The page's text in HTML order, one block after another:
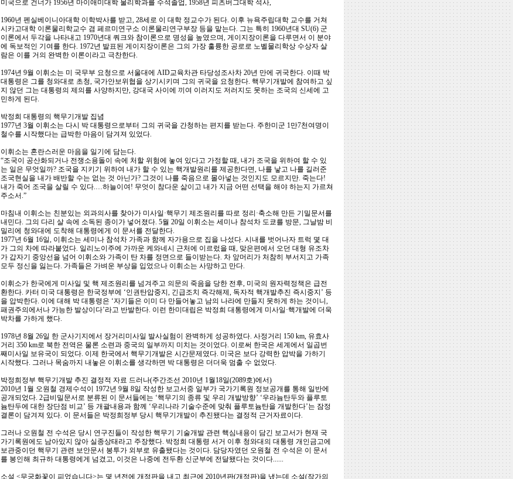
미국으로 건너가 1956년 마이애미대학 물리학과를 수석졸업, 1958년 피츠버그대학 석사,
1960년 펜실베이니아대학 이학박사를 받고, 28세로 이 대학 정교수가 된다. 이후 뉴욕주립대학 교수를 거쳐
시카고대학 이론물리학교수 겸 페르미연구소 이론물리연구부장 등을 맡는다. 그는 특히 1960년대 SU(6) 군
이론에서 두각을 나타내고 1970년대 쿼크와 참이론으로 명성을 높였으며, 게이지장이론을 다루면서 이 분야
에 독보적인 기여를 한다. 1972년 발표된 게이지장이론은 그의 가장 훌륭한 공로로 노벨물리학상 수상자 살
람은 이를 거의 완벽한 이론이라고 극찬한다.
1974년 9월 이휘소는 미 국무부 요청으로 서울대에 AID교육차관 타당성조사차 20년 만에 귀국한다. 이때 박
대통령은 그를 청와대로 초청, 국가안보위협을 상기시키며 그의 귀국을 요청한다. 핵무기개발에 참여하고 싶
지 않던 그는 대통령의 제의를 사양하지만, 강대국 사이에 끼여 이러지도 저러지도 못하는 조국의 신세에 고
민하게 된다.
박정희 대통령의 핵무기개발 집념
1977년 3월 이휘소는 다시 박 대통령으로부터 그의 귀국을 간청하는 편지를 받는다. 주한미군 1만7천여명이
철수를 시작했다는 급박한 마음이 담겨져 있었다.
이휘소는 혼란스러운 마음을 일기에 담는다.
“조국이 공산화되거나 전쟁소용돌이 속에 처할 위험에 놓여 있다고 가정할 때, 내가 조국을 위하여 할 수 있
는 일은 무엇일까? 조국을 지키기 위하여 내가 할 수 있는 핵개발원리를 제공한다면, 나를 낳고 나를 길러준
조국현실을 내가 배반할 수는 없는 것 아닌가? 그것이 나를 죽음으로 몰아넣는 것인지도 모르지만. 죽는다!
내가 죽어 조국을 살릴 수 있다.…하늘이여! 무엇이 참다운 삶이고 내가 지금 어떤 선택을 해야 하는지 가르쳐
주소서.”
마침내 이휘소는 친분있는 외과의사를 찾아가 미사일·핵무기 제조원리를 따로 정리·축소해 만든 기밀문서를
내민다. 그의 다리 살 속에 소독된 종이가 넣어졌다. 5월 20일 이휘소는 세미나 참석차 도쿄를 방문, 그날밤 비
밀리에 청와대에 도착해 대통령에게 이 문서를 전달한다.
1977년 6월 16일, 이휘소는 세미나 참석차 가족과 함께 자가용으로 집을 나섰다. 시내를 벗어나자 트럭 몇 대
가 그의 차에 따라붙었다. 일리노이주에 가까운 케와네시 근처에 이르렀을 때, 맞은편에서 오던 대형 유조차
가 갑자기 중앙선을 넘어 이휘소와 가족이 탄 차를 정면으로 들이받는다. 차 앞머리가 처참히 부서지고 가족
모두 정신을 잃는다. 가족들은 가벼운 부상을 입었으나 이휘소는 사망하고 만다.
이휘소가 한국에게 미사일 및 핵 제조원리를 넘겨주고 의문의 죽음을 당한 전후, 미국의 원자력정책은 급전
환한다. 카터 미국 대통령은 한국정부에 ‘인권탄압중지, 긴급조치 즉각해제, 독자적 핵개발추진 즉시중지’ 등
을 압박한다. 이에 대해 박 대통령은 ‘자기들은 이미 다 만들어놓고 남의 나라에 만들지 못하게 하는 것이니,
패권주의에서나 가능한 발상이다’라고 반발한다. 이런 한미대립은 박정희 대통령에게 미사일·핵개발에 더욱
박차를 가하게 했다.
1978년 8월 26일 한 군사기지에서 장거리미사일 발사실험이 완벽하게 성공하였다. 사정거리 150 km, 유효사
거리 350 km로 북한 전역은 물론 소련과 중국의 일부까지 미치는 것이었다. 이로써 한국은 세계에서 일곱번
째미사일 보유국이 되었다. 이제 한국에서 핵무기개발은 시간문제였다. 미국은 보다 강력한 압박을 가하기
시작했다. 그러나 목숨까지 내놓은 이휘소를 생각하면 박 대통령은 더더욱 멈출 수 없었다.
박정희정부 핵무기개발 추진 결정적 자료 드러나(주간조선 2010년 1월18일(2089호)에서)
2010년 1월 오원철 경제수석이 1972년 9월 8일 작성한 보고서중 일부가 국가기록원 정보공개를 통해 일반에
공개되었다. 2급비밀문서로 분류된 이 문서들에는 ‘핵무기의 종류 및 우리 개발방향’ ‘우라늄탄두와 플루토
늄탄두에 대한 장단점 비교’ 등 개괄내용과 함께 ‘우리나라 기술수준에 맞춰 플루토늄탄을 개발한다’는 잠정
결론이 담겨져 있다. 이 문서들은 박정희정부 당시 핵무기개발이 추진됐다는 결정적 근거자료이다.
그러나 오원철 전 수석은 당시 연구진들이 작성한 핵무기 기술개발 관련 핵심내용이 담긴 보고서가 현재 국
가기록원에도 남아있지 않아 실종상태라고 주장했다. 박정희 대통령 서거 이후 청와대의 대통령 개인금고에
보관중이던 핵무기 관련 보안문서 봉투가 외부로 유출됐다는 것이다. 담당자였던 오원철 전 수석은 이 문서
를 봉인해 최규하 대통령에게 넘겼고, 이것은 나중에 전두환 신군부에 전달됐다는 것이다......
소설 <무궁화꽃이 피었습니다>는 몇 년전에 개정판을 내고 최근에 2010년판(개정판)을 냈는데 소설(작가의